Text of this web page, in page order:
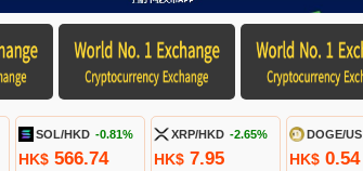
SOL/HKD -0.81%
HK$ 566.74
XRP/HKD -2.65%
HK$ 7.95
DOGE/US
HK$ 0.54